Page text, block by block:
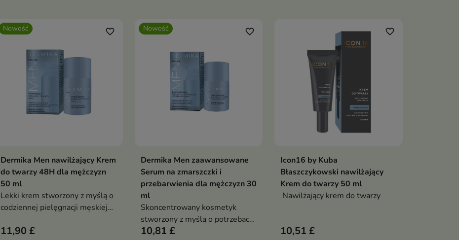
Nowość
Dodaj do koszyka
favorite_border
Dermika Men nawilżający Krem
do twarzy 48H dla mężczyzn
50 ml
Lekki krem stworzony z myślą o
codziennej pielęgnacji męskiej
11,90 £
Nowość
Dodaj do koszyka
favorite_border
Dermika Men zaawansowane
Serum na zmarszczki i
przebarwienia dla mężczyzn 30
ml
Skoncentrowany kosmetyk
stworzony z myślą o potrzebach
męskiej skóry.
10,81 £
Dodaj do koszyka
favorite_border
Icon16 by Kuba
Błaszczykowski nawilżający
Krem do twarzy 50 ml
Nawilżający krem do twarzy
10,51 £